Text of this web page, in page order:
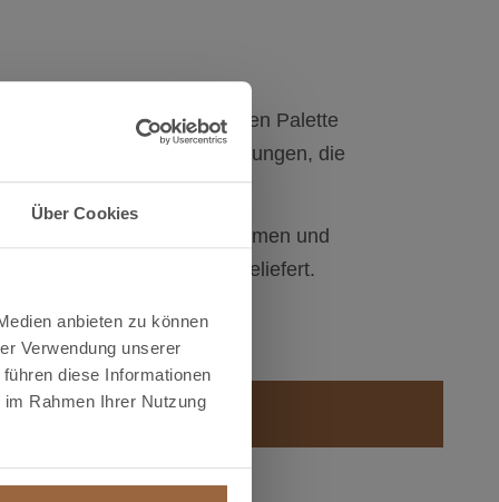
Über Cookies
anbieten zu können
Verwendung unserer
diese Informationen
Rahmen Ihrer Nutzung
mit einer kompletten Palette
Kupfer und anderen Legierungen, die
gefertigt werden.
Vertriebsunternehmen und
Hilfsindustrie, die diese beliefert.